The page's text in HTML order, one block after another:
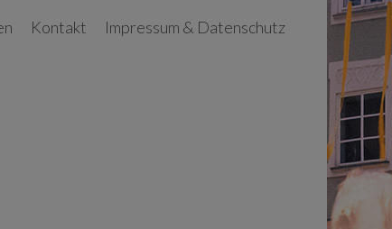
Kontakt Impressum & Datenschutz